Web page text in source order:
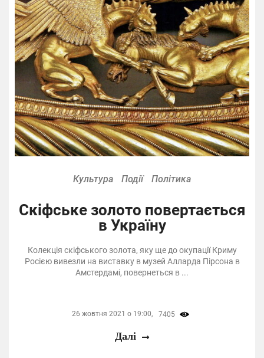
Культура Події Політика
Скіфське золото повертається
в Україну
Колекція скіфського золота, яку ще до окупації Криму
Росією вивезли на виставку в музей Алларда Пірсона в
Амстердамі, повернеться в ...
26 жовтня 2021 о 19:00, 7405
Далі